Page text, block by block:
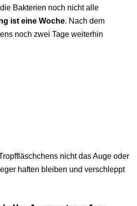
Bakterien noch nicht alle
ist eine Woche. Nach dem
noch zwei Tage weiterhin
nicht das Auge oder
haften bleiben und verschleppt